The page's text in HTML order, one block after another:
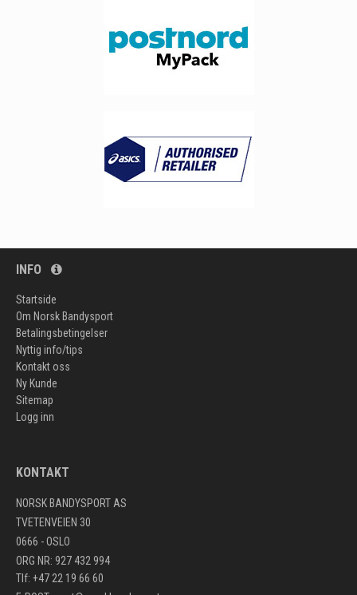
INFO
Startside
Om Norsk Bandysport
Betalingsbetingelser
Nyttig info/tips
Kontakt oss
Ny Kunde
Sitemap
Logg inn
KONTAKT
NORSK BANDYSPORT AS
TVETENVEIEN 30
0666 - OSLO
ORG NR: 927 432 994
Tlf: +47 22 19 66 60